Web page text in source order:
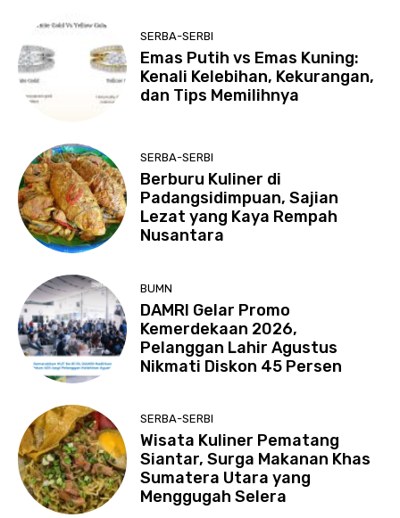
SERBA-SERBI
Emas Putih vs Emas Kuning:
Kenali Kelebihan, Kekurangan,
dan Tips Memilihnya
SERBA-SERBI
Berburu Kuliner di
Padangsidimpuan, Sajian
Lezat yang Kaya Rempah
Nusantara
BUMN
DAMRI Gelar Promo
Kemerdekaan 2026,
Pelanggan Lahir Agustus
Nikmati Diskon 45 Persen
SERBA-SERBI
Wisata Kuliner Pematang
Siantar, Surga Makanan Khas
Sumatera Utara yang
Menggugah Selera